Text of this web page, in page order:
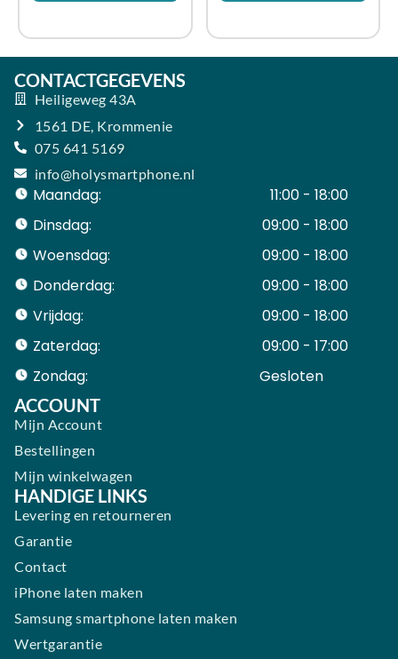
CONTACTGEGEVENS
Heiligeweg 43A
1561 DE, Krommenie
075 641 5169
info@holysmartphone.nl
Maandag:
11:00 - 18:00
Dinsdag:
09:00 - 18:00
Woensdag:
09:00 - 18:00
Donderdag:
09:00 - 18:00
Vrijdag:
09:00 - 18:00
Zaterdag:
09:00 - 17:00
Zondag:
Gesloten ​ ​ ​ ​ ​ ​ ​
ACCOUNT
Mijn Account
Bestellingen
Mijn winkelwagen
HANDIGE LINKS
Levering en retourneren
Garantie
Contact
iPhone laten maken
Samsung smartphone laten maken
Wertgarantie